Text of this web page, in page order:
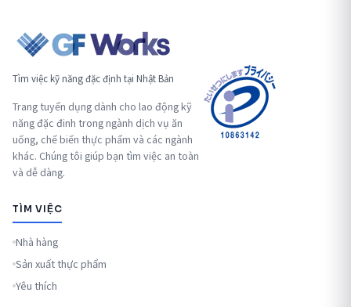
Tìm việc kỹ năng đặc định tại Nhật Bản
Trang tuyển dụng dành cho lao động kỹ
năng đặc đinh trong ngành dịch vụ ăn
uống, chế biến thực phẩm và các ngành
khác. Chúng tôi giúp bạn tìm việc an toàn
và dễ dàng.
TÌM VIỆC
Nhà hàng
Sản xuất thực phẩm
Yêu thích